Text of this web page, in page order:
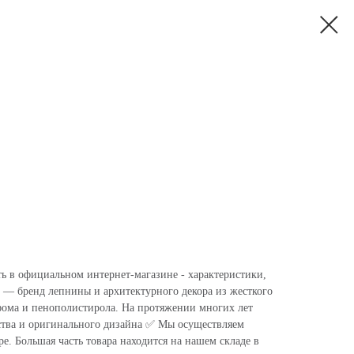
в официальном интернет-магазине - характеристики,
бренд лепнины и архитектурного декора из жесткого
и пенополистирола. На протяжении многих лет
и оригинального дизайна ✅ Мы осуществляем
Большая часть товара находится на нашем складе в